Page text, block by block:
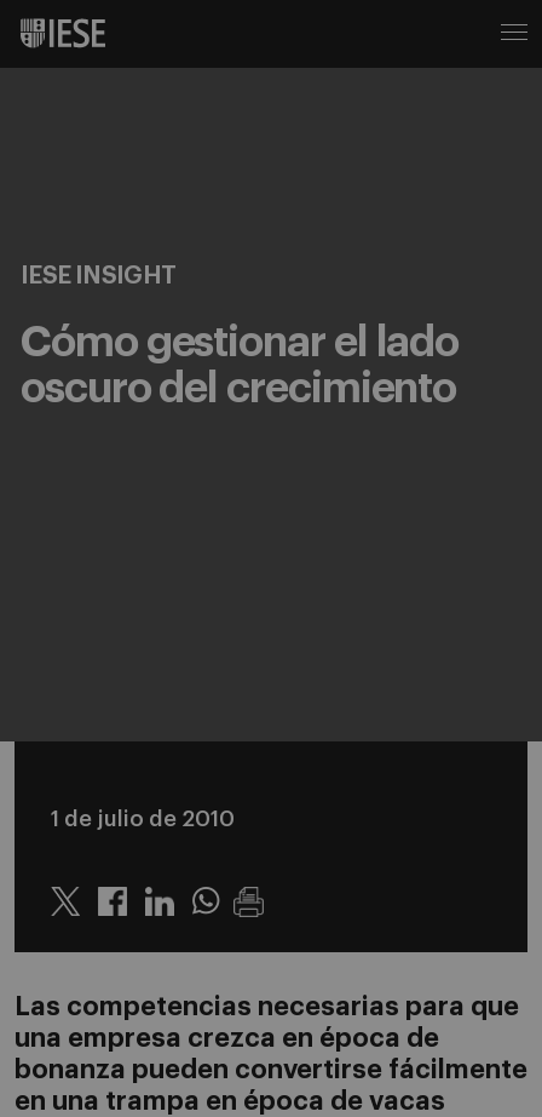
IESE INSIGHT
Cómo gestionar el lado
oscuro del crecimiento
1 de julio de 2010
Twitter LinkedinWhatsapp
Las competencias necesarias para que
una empresa crezca en época de
bonanza pueden convertirse fácilmente
en una trampa en época de vacas